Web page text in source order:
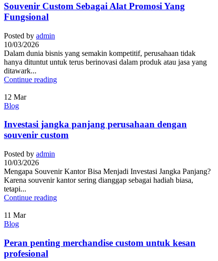
Souvenir Custom Sebagai Alat Promosi Yang
Fungsional
Posted by admin
10/03/2026
Dalam dunia bisnis yang semakin kompetitif, perusahaan tidak
hanya dituntut untuk terus berinovasi dalam produk atau jasa yang
ditawark...
Continue reading
12 Mar
Blog
Investasi jangka panjang perusahaan dengan
souvenir custom
Posted by admin
10/03/2026
Mengapa Souvenir Kantor Bisa Menjadi Investasi Jangka Panjang?
Karena souvenir kantor sering dianggap sebagai hadiah biasa,
tetapi...
Continue reading
11 Mar
Blog
Peran penting merchandise custom untuk kesan
profesional